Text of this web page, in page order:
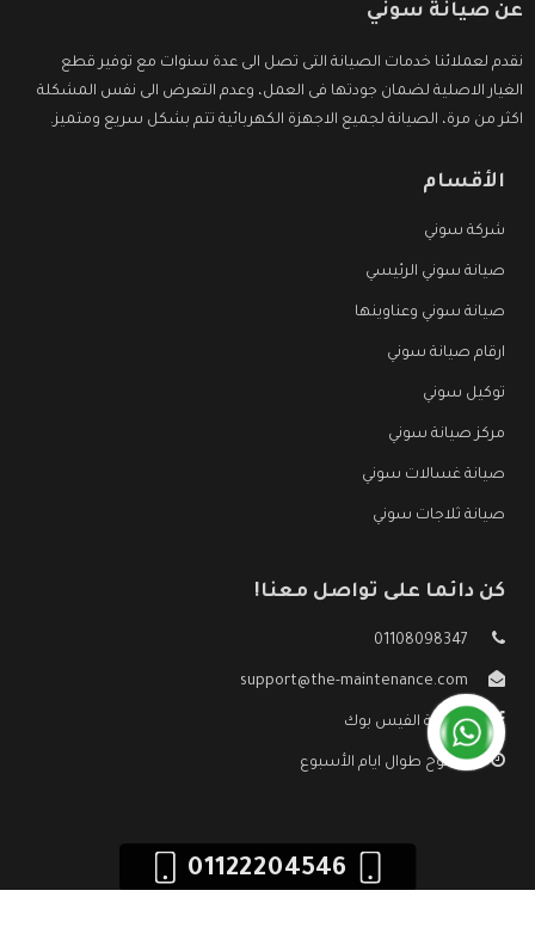
عن صيانة سوني
نقدم لعملائنا خدمات الصيانة التى تصل الى عدة سنوات مع توفير قطع
الغيار الاصلية لضمان جودتها فى العمل، وعدم التعرض الى نفس المشكلة
اكثر من مرة، الصيانة لجميع الاجهزة الكهربائية تتم بشكل سريع ومتميز.
الأقسام
شركة سوني
صيانة سوني الرئيسي
صيانة سوني وعناوينها
ارقام صيانة سوني
توكيل سوني
مركز صيانة سوني
صيانة غسالات سوني
صيانة ثلاجات سوني
كن دائما على تواصل معنا!
01108098347
support@the-maintenance.com
صفحة الفيس بوك
مفتوح طوال ايام الأسبوع
01122204546